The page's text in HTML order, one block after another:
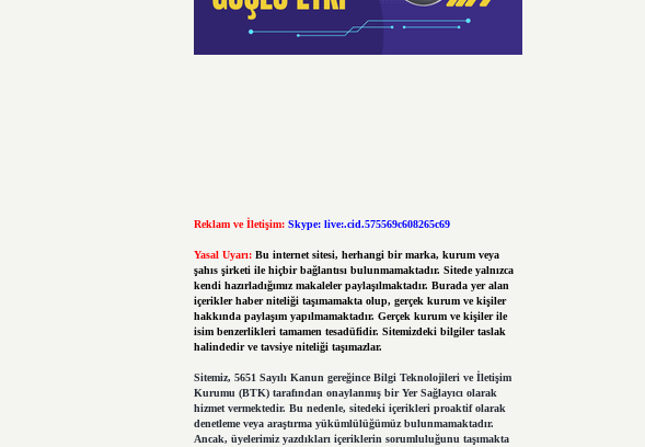
Reklam ve İletişim: Skype: live:.cid.575569c608265c69
Yasal Uyarı: Bu internet sitesi, herhangi bir marka, kurum veya
şahıs şirketi ile hiçbir bağlantısı bulunmamaktadır. Sitede yalnızca
kendi hazırladığımız makaleler paylaşılmaktadır. Burada yer alan
içerikler haber niteliği taşımamakta olup, gerçek kurum ve kişiler
hakkında paylaşım yapılmamaktadır. Gerçek kurum ve kişiler ile
isim benzerlikleri tamamen tesadüfidir. Sitemizdeki bilgiler taslak
halindedir ve tavsiye niteliği taşımazlar.
Sitemiz, 5651 Sayılı Kanun gereğince Bilgi Teknolojileri ve İletişim
Kurumu (BTK) tarafından onaylanmış bir Yer Sağlayıcı olarak
hizmet vermektedir. Bu nedenle, sitedeki içerikleri proaktif olarak
denetleme veya araştırma yükümlülüğümüz bulunmamaktadır.
Ancak, üyelerimiz yazdıkları içeriklerin sorumluluğunu taşımakta